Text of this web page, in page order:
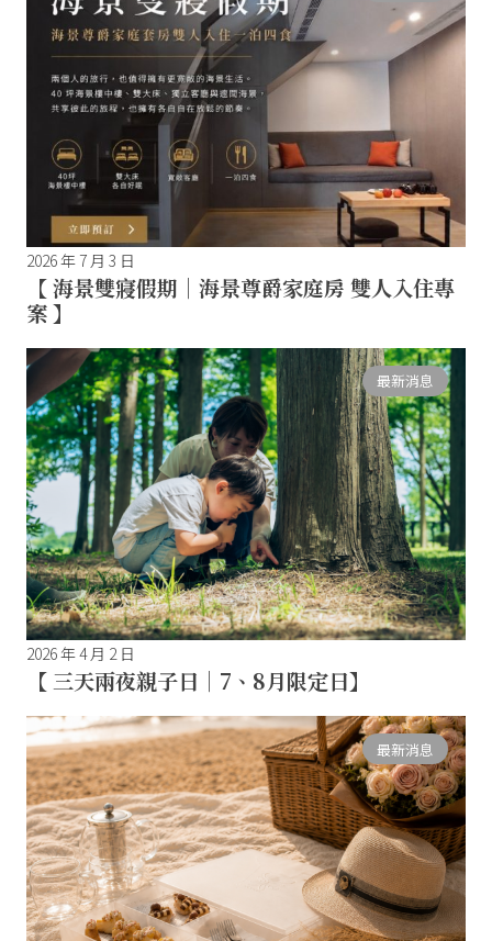
2026 年 7 月 3 日
【 海景雙寢假期｜海景尊爵家庭房 雙人入住專
案 】
最新消息
2026 年 4 月 2 日
【 三天兩夜親子日｜7、8月限定日】
最新消息